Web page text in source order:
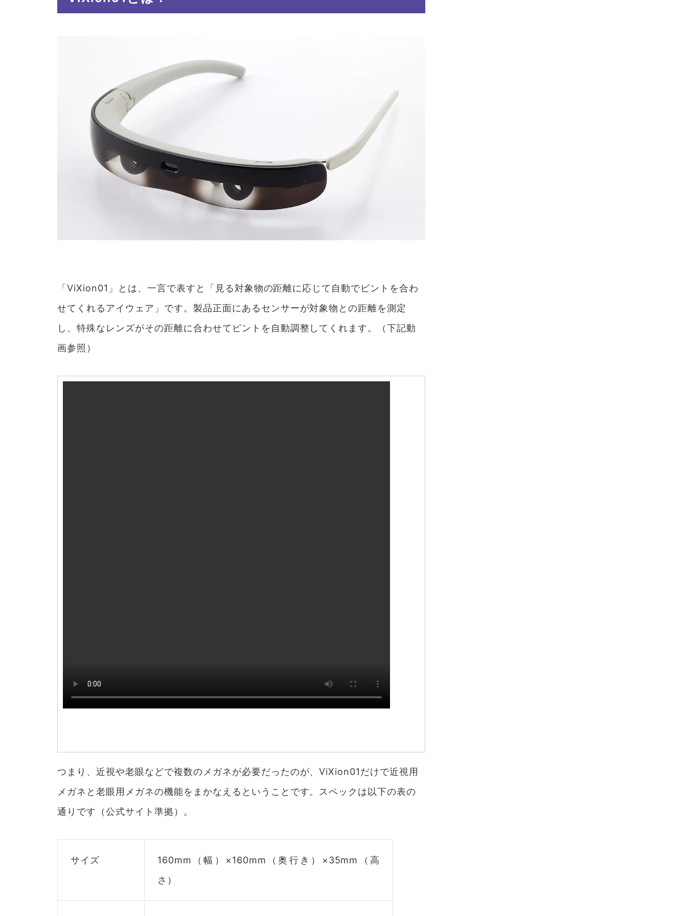
「ViXion01」とは、一言で表すと「見る対象物の距離に応じて自動でピントを合わ
せてくれるアイウェア」です。製品正面にあるセンサーが対象物との距離を測定
し、特殊なレンズがその距離に合わせてピントを自動調整してくれます。（下記動
画参照）
つまり、近視や老眼などで複数のメガネが必要だったのが、ViXion01だけで近視用
メガネと老眼用メガネの機能をまかなえるということです。スペックは以下の表の
通りです（公式サイト準拠）。
サイズ
160mm（幅）×160mm（奥行き）×35mm（高
さ）